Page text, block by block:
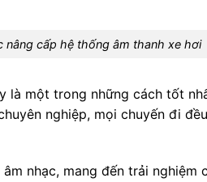
nâng cấp hệ thống âm thanh xe hơi
là một trong những cách tốt
nghiệp, mọi chuyến đi
nhạc, mang đến trải nghiệm